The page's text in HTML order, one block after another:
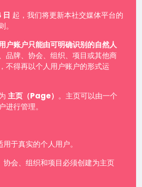
日 起，我们将更新本社交媒体平台的
户账户只能由可明确识别的自然人
品牌、协会、组织、项目或其他商
不得再以个人用户账户的形式运
主页（Page） 。主页可以由一个
进行管理。
于真实的个人用户。
协会、组织和项目必须创建为主页